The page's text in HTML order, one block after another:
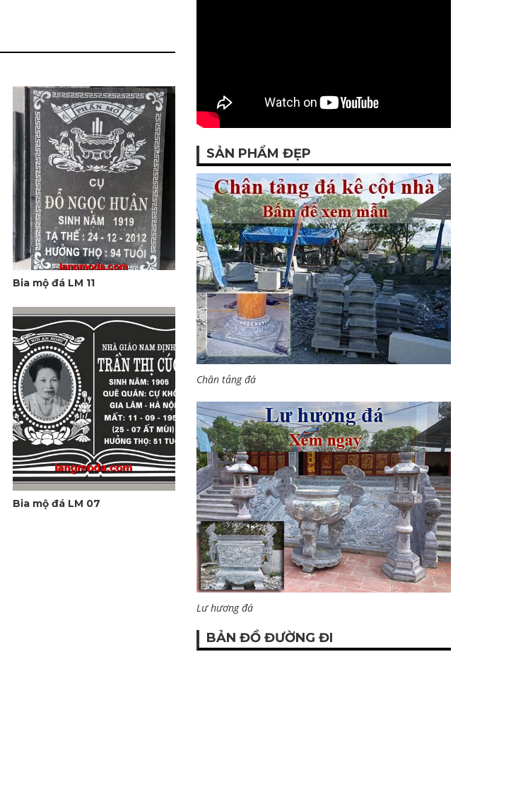
Bia mộ đá LM 11
Bia mộ đá LM 07
SẢN PHẨM ĐẸP
Chân tảng đá
Lư hương đá
BẢN ĐỒ ĐƯỜNG ĐI